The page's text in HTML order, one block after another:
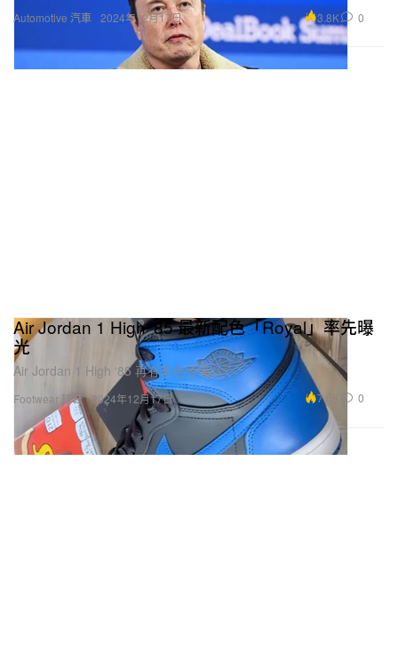
Automotive 汽車 2024年12月17日 3.8K 0
Footwear 球鞋
Air Jordan 1 High ‘85 最新配色「Royal」率先曝
光
Air Jordan 1 High ‘85 再有新色登場。
2024年12月17日 7.5K 0